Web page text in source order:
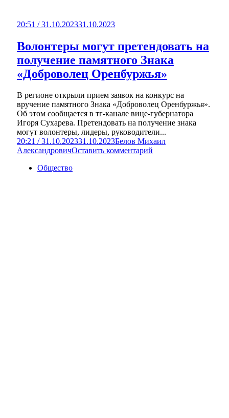
20:51 / 31.10.202331.10.2023
Волонтеры могут претендовать на
получение памятного Знака
«Доброволец Оренбуржья»
В регионе открыли прием заявок на конкурс на
вручение памятного Знака «Доброволец Оренбуржья».
Об этом сообщается в тг-канале вице-губернатора
Игоря Сухарева. Претендовать на получение знака
могут волонтеры, лидеры, руководители...
20:21 / 31.10.202331.10.2023Белов Михаил
АлександровичОставить комментарий
Общество